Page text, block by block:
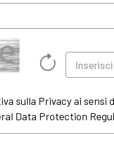
sulla Privacy ai sensi
Data Protection